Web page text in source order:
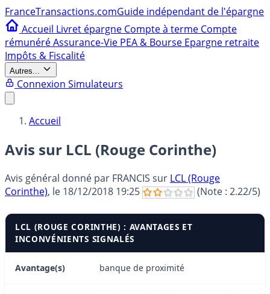
FranceTransactions.comGuide indépendant de l'épargne
Accueil Livret épargne Compte à terme Compte
rémunéréAssurance-Vie PEA & Bourse Epargne retraite
Impôts & Fiscalité
Autres...
Connexion Simulateurs
Accueil
Avis sur LCL (Rouge Corinthe)
Avis général donné par FRANCIS sur LCL (Rouge
Corinthe), le 18/12/2018 19:25 (Note : 2.22/5)
LCL (ROUGE CORINTHE) : AVANTAGES ET
INCONVÉNIENTS SIGNALÉS
Avantage(s) banque de proximité